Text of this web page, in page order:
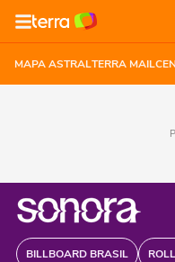
MAPA ASTRALTERRA MAIL
BILLBOARD BRASIL